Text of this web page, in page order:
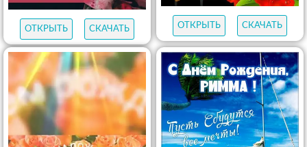
ОТКРЫТЬ СКАЧАТЬ ОТКРЫТЬ СКАЧАТЬ